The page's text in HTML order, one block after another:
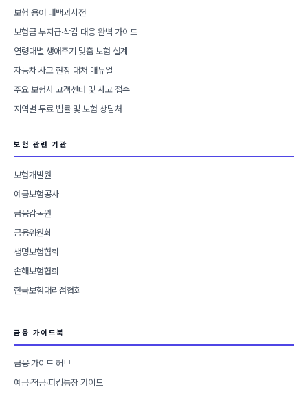
보험 용어 대백과사전
보험금 부지급·삭감 대응 완벽 가이드
연령대별 생애주기 맞춤 보험 설계
자동차 사고 현장 대처 매뉴얼
주요 보험사 고객센터 및 사고 접수
지역별 무료 법률 및 보험 상담처
보험 관련 기관
보험개발원
예금보험공사
금융감독원
금융위원회
생명보험협회
손해보험협회
한국보험대리점협회
금융 가이드북
금융 가이드 허브
예금·적금·파킹통장 가이드